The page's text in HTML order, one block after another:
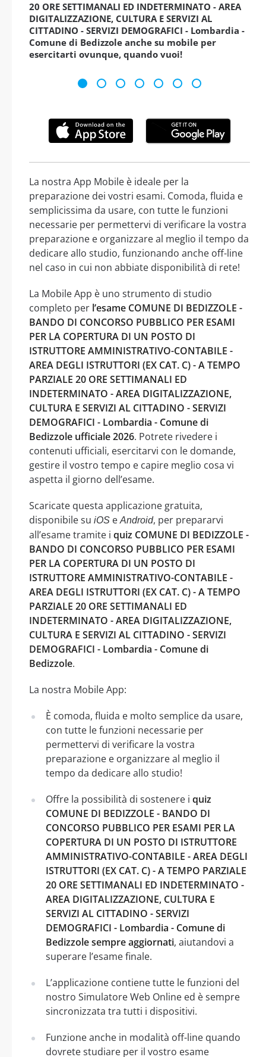
20 ORE SETTIMANALI ED INDETERMINATO - AREA
DIGITALIZZAZIONE, CULTURA E SERVIZI AL
CITTADINO - SERVIZI DEMOGRAFICI - Lombardia -
Comune di Bedizzole anche su mobile per
esercitarti ovunque, quando vuoi!
La nostra App Mobile è ideale per la
preparazione dei vostri esami. Comoda, fluida e
semplicissima da usare, con tutte le funzioni
necessarie per permettervi di verificare la vostra
preparazione e organizzare al meglio il tempo da
dedicare allo studio, funzionando anche off-line
nel caso in cui non abbiate disponibilità di rete!
La Mobile App è uno strumento di studio
completo per l’esame COMUNE DI BEDIZZOLE -
BANDO DI CONCORSO PUBBLICO PER ESAMI
PER LA COPERTURA DI UN POSTO DI
ISTRUTTORE AMMINISTRATIVO-CONTABILE -
AREA DEGLI ISTRUTTORI (EX CAT. C) - A TEMPO
PARZIALE 20 ORE SETTIMANALI ED
INDETERMINATO - AREA DIGITALIZZAZIONE,
CULTURA E SERVIZI AL CITTADINO - SERVIZI
DEMOGRAFICI - Lombardia - Comune di
Bedizzole ufficiale 2026. Potrete rivedere i
contenuti ufficiali, esercitarvi con le domande,
gestire il vostro tempo e capire meglio cosa vi
aspetta il giorno dell’esame.
Scaricate questa applicazione gratuita,
disponibile su iOS eAndroid, per prepararvi
all’esame tramite i quiz COMUNE DI BEDIZZOLE -
BANDO DI CONCORSO PUBBLICO PER ESAMI
PER LA COPERTURA DI UN POSTO DI
ISTRUTTORE AMMINISTRATIVO-CONTABILE -
AREA DEGLI ISTRUTTORI (EX CAT. C) - A TEMPO
PARZIALE 20 ORE SETTIMANALI ED
INDETERMINATO - AREA DIGITALIZZAZIONE,
CULTURA E SERVIZI AL CITTADINO - SERVIZI
DEMOGRAFICI - Lombardia - Comune di
Bedizzole.
La nostra Mobile App:
È comoda, fluida e molto semplice da usare,
con tutte le funzioni necessarie per
permettervi di verificare la vostra
preparazione e organizzare al meglio il
tempo da dedicare allo studio!
Offre la possibilità di sostenere i quiz
COMUNE DI BEDIZZOLE - BANDO DI
CONCORSO PUBBLICO PER ESAMI PER LA
COPERTURA DI UN POSTO DI ISTRUTTORE
AMMINISTRATIVO-CONTABILE - AREA DEGLI
ISTRUTTORI (EX CAT. C) - A TEMPO PARZIALE
20 ORE SETTIMANALI ED INDETERMINATO -
AREA DIGITALIZZAZIONE, CULTURA E
SERVIZI AL CITTADINO - SERVIZI
DEMOGRAFICI - Lombardia - Comune di
Bedizzole sempre aggiornati, aiutandovi a
superare l’esame finale.
L’applicazione contiene tutte le funzioni del
nostro Simulatore Web Online ed è sempre
sincronizzata tra tutti i dispositivi.
Funzione anche in modalità off-line quando
dovrete studiare per il vostro esame